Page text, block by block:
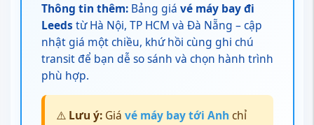
Thông tin thêm:Bảng giá vé máy bay đi
Leeds từ Hà Nội, TP HCM và Đà Nẵng – cập
nhật giá một chiều, khứ hồi cùng ghi chú
transit để bạn dễ so sánh và chọn hành trình
phù hợp.
⚠️ Lưu ý:Giá vé máy bay tới Anh chỉ